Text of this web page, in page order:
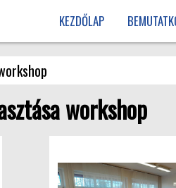
KEZDŐLAP
workshop